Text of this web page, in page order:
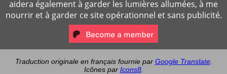
aidera également à garder les lumières allumées, à me
nourrir et à garder ce site opérationnel et sans publicité.
Traduction originale en français fournie par Google Translate.
Icônes par Icons8.